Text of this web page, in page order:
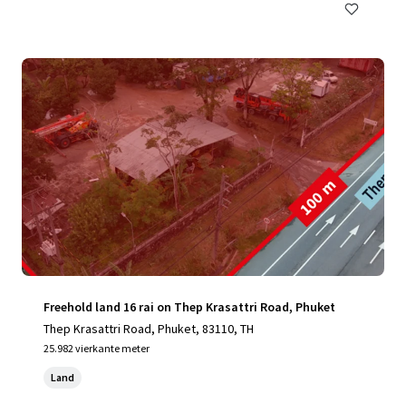
Freehold land 16 rai on Thep Krasattri Road, Phuket
Thep Krasattri Road, Phuket, 83110, TH
25.982 vierkante meter
Land